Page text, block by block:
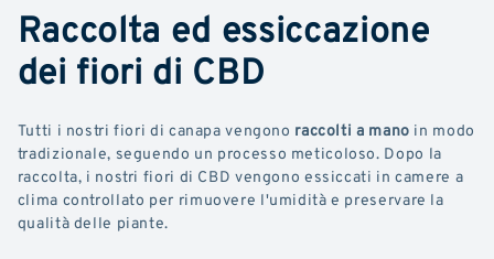
Raccolta ed essiccazione
dei fiori di CBD
Tutti i nostri fiori di canapa vengono raccolti a mano in modo
tradizionale, seguendo un processo meticoloso. Dopo la
raccolta, i nostri fiori di CBD vengono essiccati in camere a
clima controllato per rimuovere l'umidità e preservare la
qualità delle piante.